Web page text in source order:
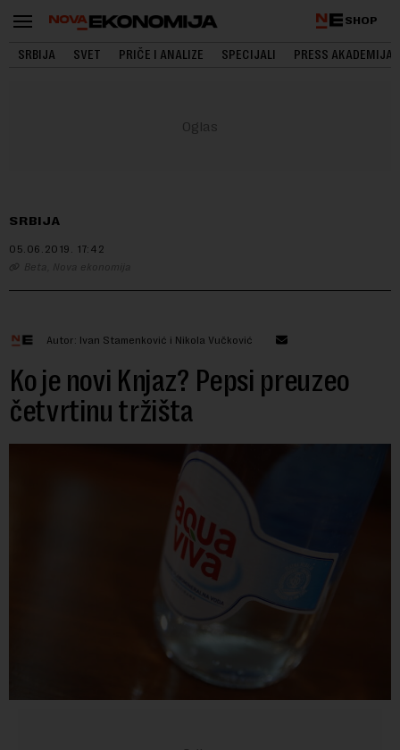
SHOP
SRBIJA SVET PRIČE I ANALIZE SPECIJALI PRESS AKADEMIJA
SRBIJA
05.06.2019. 17:42
Beta, Nova ekonomija
Autor: Ivan Stamenković i Nikola Vučković
Ko je novi Knjaz? Pepsi preuzeo
četvrtinu tržišta